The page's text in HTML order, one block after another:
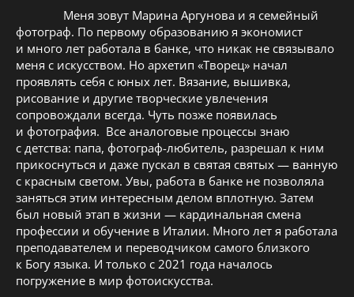
Меня зовут Марина Аргунова и я семейный
фотограф. По первому образованию я экономист
и много лет работала в банке, что никак не связывало
меня с искусством. Но архетип «Творец» начал
проявлять себя с юных лет. Вязание, вышивка,
рисование и другие творческие увлечения
сопровождали всегда. Чуть позже появилась
и фотография. Все аналоговые процессы знаю
с детства: папа, фотограф-любитель, разрешал к ним
прикоснуться и даже пускал в святая святых — ванную
с красным светом. Увы, работа в банке не позволяла
заняться этим интересным делом вплотную. Затем
был новый этап в жизни — кардинальная смена
профессии и обучение в Италии. Много лет я работала
преподавателем и переводчиком самого близкого
к Богу языка. И только с 2021 года началось
погружение в мир фотоискусства.